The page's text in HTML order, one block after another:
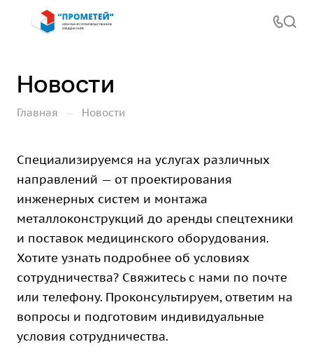
Новости
Главная — Новости
Специализируемся на услугах различных
направлений — от проектирования
инженерных систем и монтажа
металлоконструкций до аренды спецтехники
и поставок медицинского оборудования.
Хотите узнать подробнее об условиях
сотрудничества? Свяжитесь с нами по почте
или телефону. Проконсультируем, ответим на
вопросы и подготовим индивидуальные
условия сотрудничества.